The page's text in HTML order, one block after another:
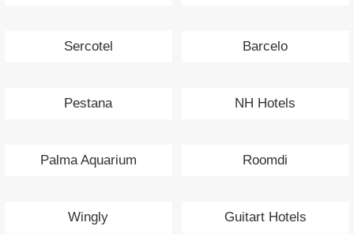
Sercotel Barcelo
Pestana NH Hotels
Palma Aquarium Roomdi
Wingly Guitart Hotels